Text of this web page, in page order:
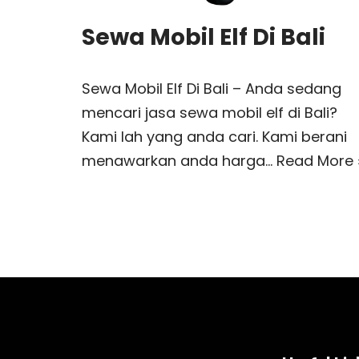
Sewa Mobil Elf Di Bali
Sewa Mobil Elf Di Bali – Anda sedang
mencari jasa sewa mobil elf di Bali?
Kami lah yang anda cari. Kami berani
menawarkan anda harga… Read More